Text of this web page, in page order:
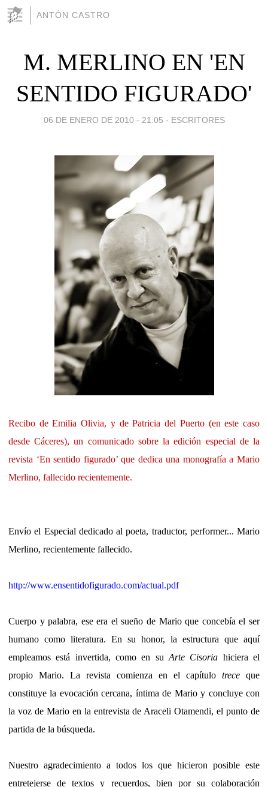
ANTÓN CASTRO
M. MERLINO EN 'EN
SENTIDO FIGURADO'
06 DE ENERO DE 2010 - 21:05 - ESCRITORES
Recibo de Emilia Olivia, y de Patricia del Puerto (en este caso
desde Cáceres), un comunicado sobre la edición especial de la
revista ‘En sentido figurado’ que dedica una monografía a Mario
Merlino, fallecido recientemente.
Envío el Especial dedicado al poeta, traductor, performer... Mario
Merlino, recientemente fallecido.
http://www.ensentidofigurado.com/actual.pdf
Cuerpo y palabra, ese era el sueño de Mario que concebía el ser
humano como literatura. En su honor, la estructura que aquí
empleamos está invertida, como en su Arte Cisoria hiciera el
propio Mario. La revista comienza en el capítulo trece que
constituye la evocación cercana, íntima de Mario y concluye con
la voz de Mario en la entrevista de Araceli Otamendi, el punto de
partida de la búsqueda.
Nuestro agradecimiento a todos los que hicieron posible este
entretejerse de textos y recuerdos, bien por su colaboración